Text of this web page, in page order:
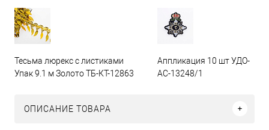
Тесьма люрекс с листиками
Упак 9.1 м Золото ТБ-КТ-12863
Аппликация 10 шт УДО-
АС-13248/1
ОПИСАНИЕ ТОВАРА